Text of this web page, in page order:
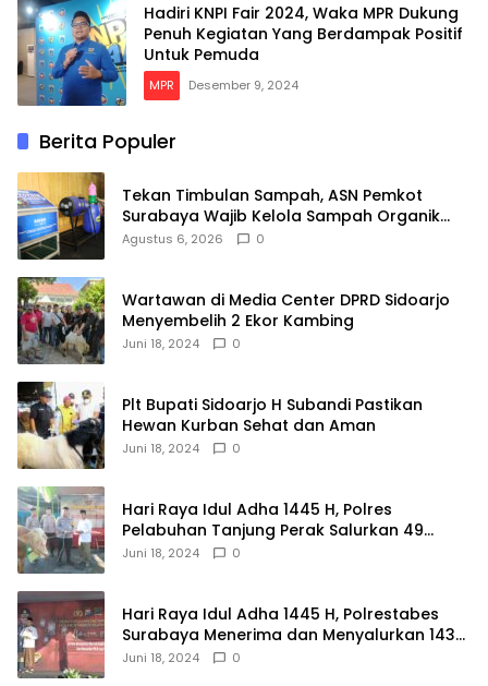
Hadiri KNPI Fair 2024, Waka MPR Dukung
Penuh Kegiatan Yang Berdampak Positif
Untuk Pemuda
MPR Desember 9, 2024
Berita Populer
Tekan Timbulan Sampah, ASN Pemkot
Surabaya Wajib Kelola Sampah Organik
dari Rumah
Agustus 6, 2026 0
Wartawan di Media Center DPRD Sidoarjo
Menyembelih 2 Ekor Kambing
Juni 18, 2024 0
Plt Bupati Sidoarjo H Subandi Pastikan
Hewan Kurban Sehat dan Aman
Juni 18, 2024 0
Hari Raya Idul Adha 1445 H, Polres
Pelabuhan Tanjung Perak Salurkan 49
Hewan Korban.
Juni 18, 2024 0
Hari Raya Idul Adha 1445 H, Polrestabes
Surabaya Menerima dan Menyalurkan 143
Hewan Kurban
Juni 18, 2024 0